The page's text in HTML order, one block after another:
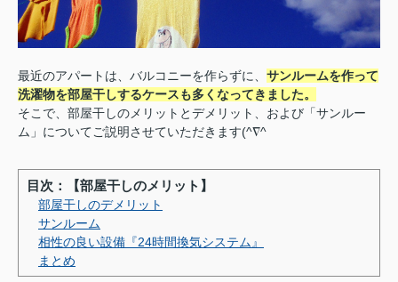
最近のアパートは、バルコニーを作らずに、 サンルームを作って
洗濯物を部屋干しするケースも多くなってきました。
そこで、部屋干しのメリットとデメリット、および「サンルー
ム」についてご説明させていただきます(^∇^
目次：【部屋干しのメリット】
部屋干しのデメリット
サンルーム
相性の良い設備『24時間換気システム』
まとめ